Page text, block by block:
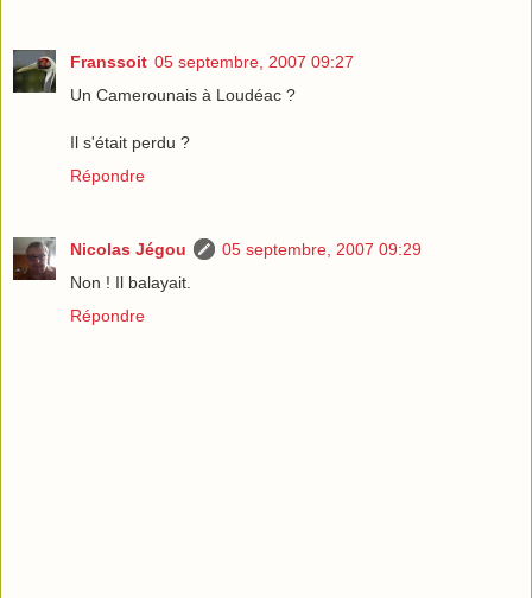
Franssoit 05 septembre, 2007 09:27
Un Camerounais à Loudéac ?
Il s'était perdu ?
Répondre
Nicolas Jégou
05 septembre, 2007 09:29
Non ! Il balayait.
Répondre